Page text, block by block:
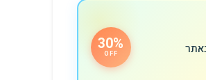
30%
OFF